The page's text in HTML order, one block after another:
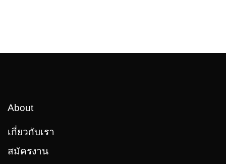
About
เกี่ยวกับเรา
สมัครงาน